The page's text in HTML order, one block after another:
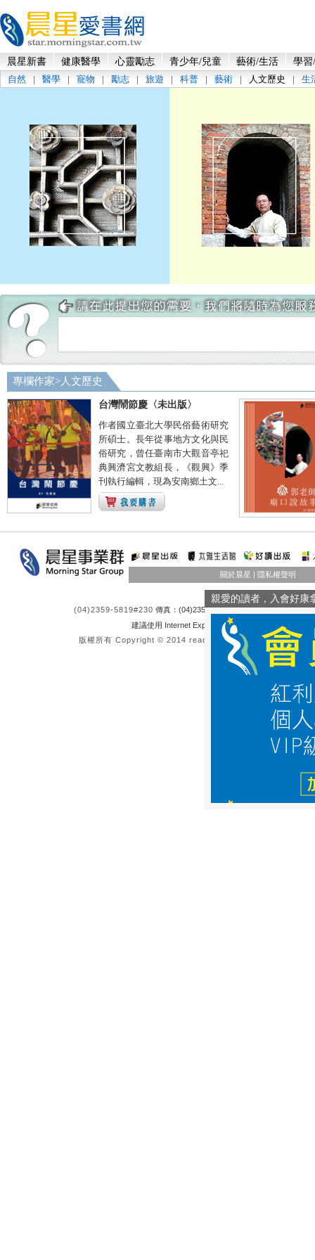
晨星新書 健康醫學 心靈勵志 青少年/兒童 藝術/生活
學習
自然
| 醫學 | 寵物 | 勵志 | 旅遊 | 科普 | 藝術 | 人文歷史 | 生
專欄作家>人文歷史
台灣鬧節慶〈未出版〉
作者國立臺北大學民俗藝術研究
所碩士。長年從事地方文化與民
俗研究，曾任臺南市大觀音亭祀
典興濟宮文教組長，《觀興》季
刊執行編輯，現為安南鄉土文...
關於晨星 | 隱私權聲明
(04)2359-5819#230 傳真：(04)23550581 客服時間：週一至週五
建議使用 Internet Explorer 8.0 或 FireFox 3.6 以上版
版權所有 Copyright © 2014 reading.morningstar.com.tw
親愛的讀者，入會好康